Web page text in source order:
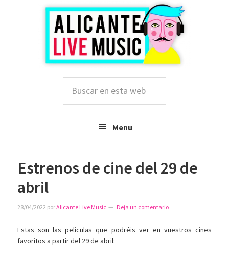
esta
Menu
Estrenos de cine del 29 de
abril
28/04/2022 porAlicante Live Music Deja un comentario
Estas son las películas que podréis ver en vuestros cines
favoritos a partir del 29 de abril: